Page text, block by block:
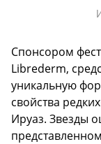
Спонсором
Librederm,
уникальную
свойства
Ируаз. Звезды